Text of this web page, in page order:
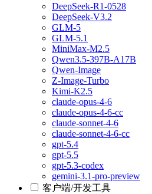
DeepSeek-R1-0528
DeepSeek-V3.2
GLM-5
GLM-5.1
MiniMax-M2.5
Qwen3.5-397B-A17B
Qwen-Image
Z-Image-Turbo
Kimi-K2.5
claude-opus-4-6
claude-opus-4-6-cc
claude-sonnet-4-6
claude-sonnet-4-6-cc
gpt-5.4
gpt-5.5
gpt-5.3-codex
gemini-3.1-pro-preview
客户端/开发工具